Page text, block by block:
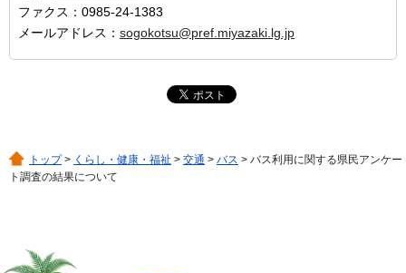
ファクス：0985-24-1383
メールアドレス： sogokotsu@pref.miyazaki.lg.jp
トップ> くらし・健康・福祉 > 交通 > バス > バス利用に関する県民アンケー
ト調査の結果について